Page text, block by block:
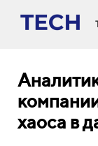
хаоса в